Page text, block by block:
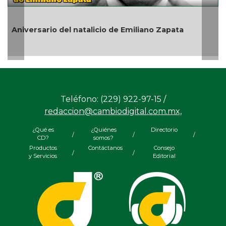
natalicio de Emiliano Zapata
En marcha
de Noviembre;
Teléfono: (229) 922-97-15 /
redaccion@cambiodigital.com.mx,
¿Qué es
CD?
/
¿Quiénes
somos?
/
Directorio
/
Productos
y Servicios
/
Contáctanos
/
Consejo
Editorial